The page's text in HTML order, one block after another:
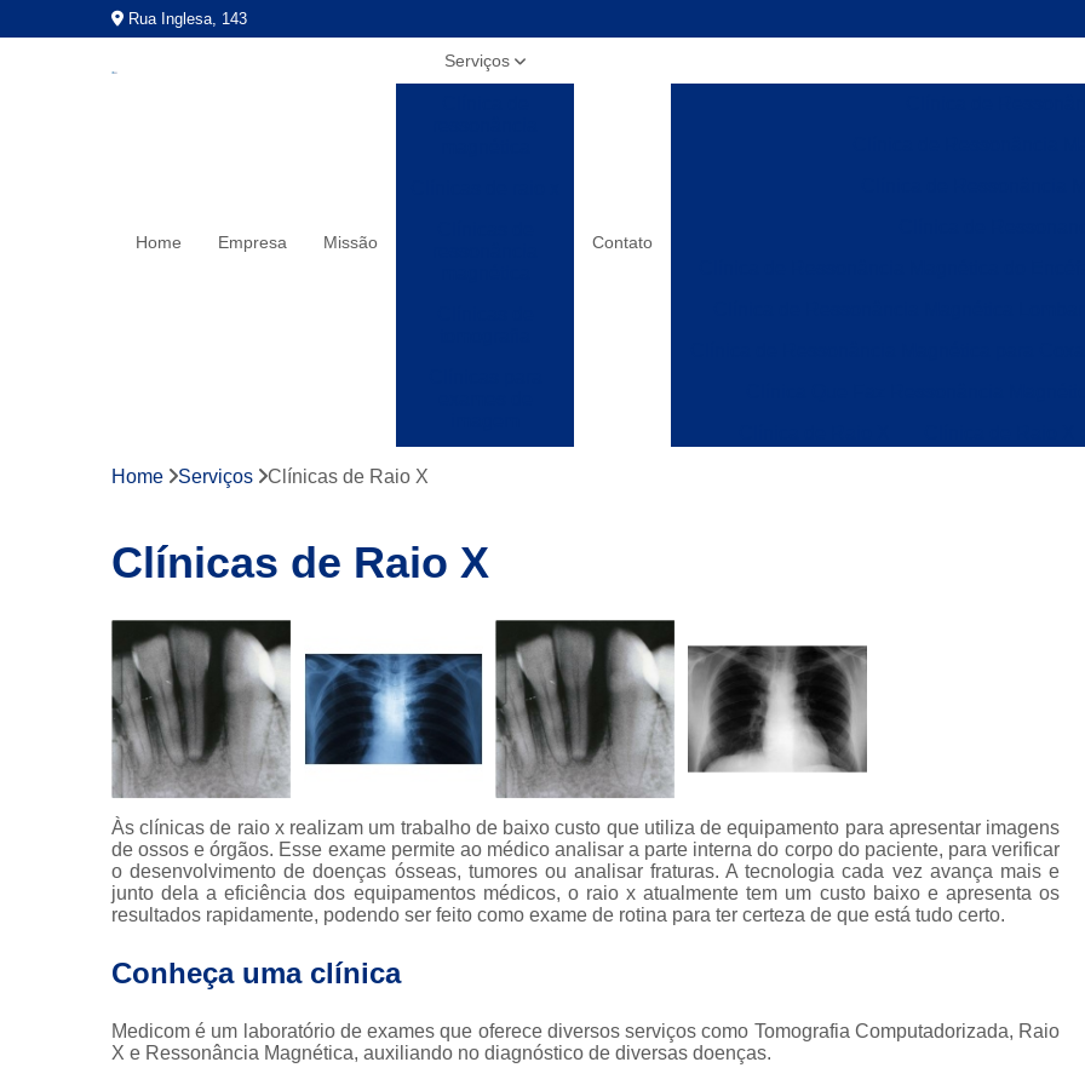
Rua Inglesa, 143
Home Empresa Missão
Serviços
imagem
Exames de
ressonância
magnética
Exames de
tomografia
Exames de
tomografia
computadorizada
Radioterapias
Ressonâncias
Tomografias
Contato
Ressonância Magnética
Clínica de Tomografia de Coluna
Clínica para Fazer Tomografia
Clínica para Fazer Tomografia do Abdome
Clínica para Tomografia
Clínica para Tomografia de Abdome Total
Clínica para Tomografia de Coluna
Home Serviços Clínicas de Raio X
Clínicas de Raio X
Às clínicas de raio x realizam um trabalho de baixo custo que utiliza de equipamento para apresentar imagens
de ossos e órgãos. Esse exame permite ao médico analisar a parte interna do corpo do paciente, para verificar
o desenvolvimento de doenças ósseas, tumores ou analisar fraturas. A tecnologia cada vez avança mais e
junto dela a eficiência dos equipamentos médicos, o raio x atualmente tem um custo baixo e apresenta os
resultados rapidamente, podendo ser feito como exame de rotina para ter certeza de que está tudo certo.
Conheça uma clínica
Medicom é um laboratório de exames que oferece diversos serviços como Tomografia Computadorizada, Raio
X e Ressonância Magnética, auxiliando no diagnóstico de diversas doenças.